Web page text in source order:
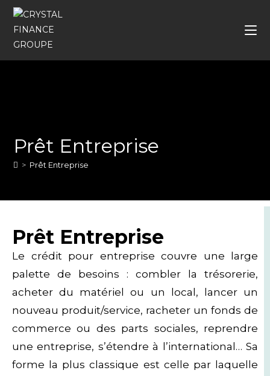
Prêt Entreprise
> Prêt Entreprise
Prêt Entreprise
Le crédit pour entreprise couvre une large
palette de besoins : combler la trésorerie,
acheter du matériel ou un local, lancer un
nouveau produit/service, racheter un fonds de
commerce ou des parts sociales, reprendre
une entreprise, s’étendre à l’international… Sa
forme la plus classique est celle par laquelle